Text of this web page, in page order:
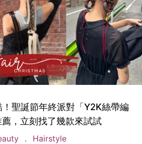
聖誕節年終派對「Y2K絲帶編
，立刻找了幾款來試試
Hairstyle